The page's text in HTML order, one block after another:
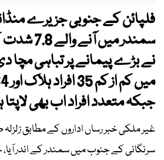
فلپائن کے جنوبی جزیرے
سمندر میں
نے بڑے پیمانے پر تباہی
جبکہ متعدد افراد اب بھی لاپتا
غیر ملکی خبر رساں اداروں کے مطابق
سرنگانی کے جنوب میں سمندر کے اندر